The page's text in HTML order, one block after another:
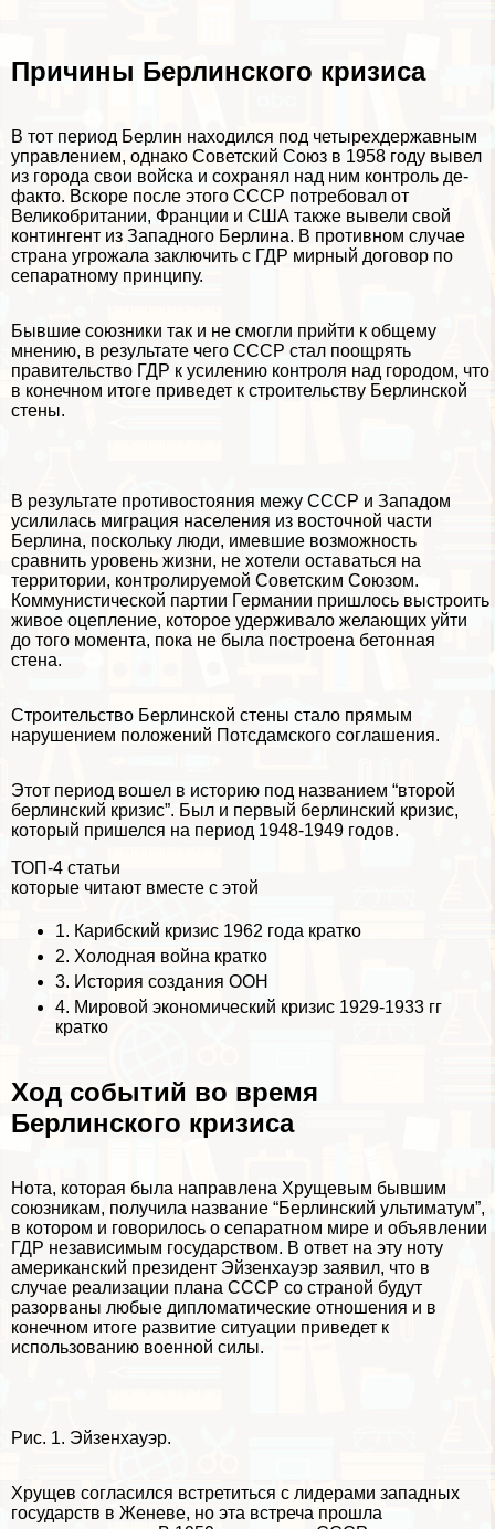
Причины Берлинского кризиса
В тот период Берлин находился под четырехдержавным
управлением, однако Советский Союз в 1958 году вывел
из города свои войска и сохранял над ним контроль де-
факто. Вскоре после этого СССР потребовал от
Великобритании, Франции и США также вывели свой
контингент из Западного Берлина. В противном случае
страна угрожала заключить с ГДР мирный договор по
сепаратному принципу.
Бывшие союзники так и не смогли прийти к общему
мнению, в результате чего СССР стал поощрять
правительство ГДР к усилению контроля над городом, что
в конечном итоге приведет к строительству Берлинской
стены.
В результате противостояния межу СССР и Западом
усилилась миграция населения из восточной части
Берлина, поскольку люди, имевшие возможность
сравнить уровень жизни, не хотели оставаться на
территории, контролируемой Советским Союзом.
Коммунистической партии Германии пришлось выстроить
живое оцепление, которое удерживало желающих уйти
до того момента, пока не была построена бетонная
стена.
Строительство Берлинской стены стало прямым
нарушением положений Потсдамского соглашения.
Этот период вошел в историю под названием “второй
берлинский кризис”. Был и первый берлинский кризис,
который пришелся на период 1948-1949 годов.
ТОП-4 статьи
которые читают вместе с этой
1. Карибский кризис 1962 года кратко
2. Холодная война кратко
3. История создания ООН
4. Мировой экономический кризис 1929-1933 гг
кратко
Ход событий во время
Берлинского кризиса
Нота, которая была направлена Хрущевым бывшим
союзникам, получила название “Берлинский ультиматум”,
в котором и говорилось о сепаратном мире и объявлении
ГДР независимым государством. В ответ на эту ноту
американский президент Эйзенхауэр заявил, что в
случае реализации плана СССР со страной будут
разорваны любые дипломатические отношения и в
конечном итоге развитие ситуации приведет к
использованию военной силы.
Рис. 1. Эйзенхауэр.
Хрущев согласился встретиться с лидерами западных
государств в Женеве, но эта встреча прошла